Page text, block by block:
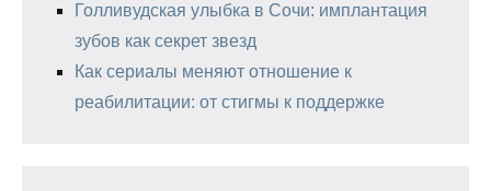
Голливудская улыбка в Сочи: имплантация
зубов как секрет звезд
Как сериалы меняют отношение к
реабилитации: от стигмы к поддержке